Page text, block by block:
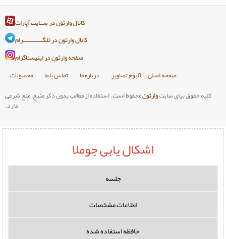
کانال وارثون در ســایت آپارات
کانال وارثون در تلگـــــــــــــرام
صفحه وارثون در اینیستاگرام
درباره ما تماس با ما
محصولات
وارثونمحفوظ است. استفاده از مطالب بدون ذکر منبع، منع شرعی
اشکال یابی جوملا